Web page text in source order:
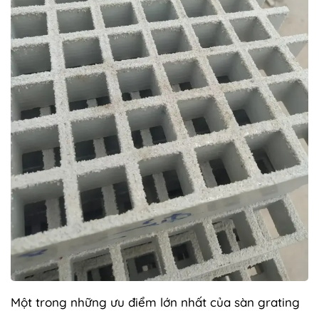
Một trong những ưu điểm lớn nhất của sàn grating